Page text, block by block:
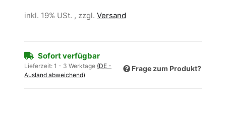
inkl. 19% USt. , zzgl. Versand
Sofort verfügbar
Lieferzeit: 1 - 3 Werktage (DE -
Ausland abweichend)
Frage zum Produkt?